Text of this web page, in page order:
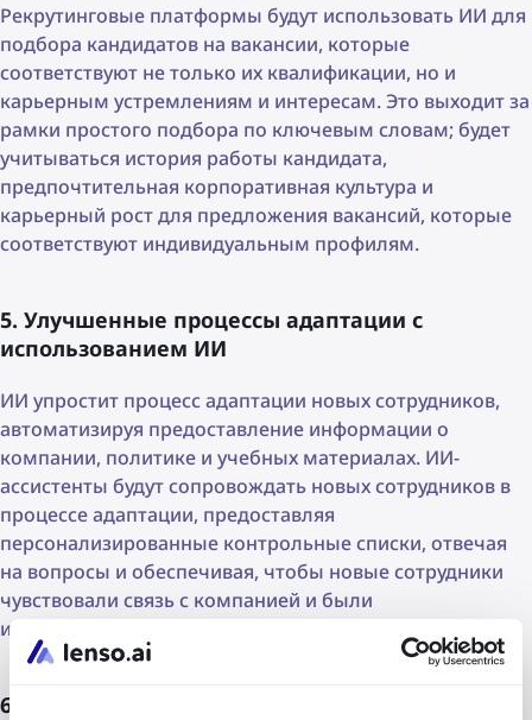
Рекрутинговые платформы будут использовать ИИ для
подбора кандидатов на вакансии, которые
соответствуют не только их квалификации, но и
карьерным устремлениям и интересам. Это выходит за
рамки простого подбора по ключевым словам; будет
учитываться история работы кандидата,
предпочтительная корпоративная культура и
карьерный рост для предложения вакансий, которые
соответствуют индивидуальным профилям.
5. Улучшенные процессы адаптации с
использованием ИИ
ИИ упростит процесс адаптации новых сотрудников,
автоматизируя предоставление информации о
компании, политике и учебных материалах. ИИ-
ассистенты будут сопровождать новых сотрудников в
процессе адаптации, предоставляя
персонализированные контрольные списки, отвечая
на вопросы и обеспечивая, чтобы новые сотрудники
чувствовали связь с компанией и были
информированы с первого дня.
6. Этические алгоритмы ИИ